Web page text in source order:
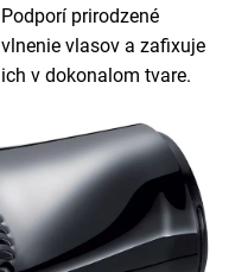
Podporí prirodzené
vlnenie vlasov a zafixuje
ich v dokonalom tvare.